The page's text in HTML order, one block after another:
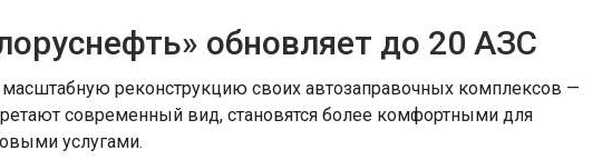
обновляет до 20 АЗС
масштабную реконструкцию своих автозаправочных комплексов —
современный вид, становятся более комфортными для
услугами.